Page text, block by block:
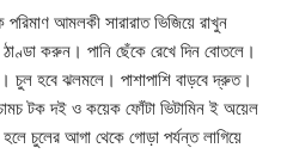
পরিমাণ আমলকী সারারাত ভিজিয়ে রাখুন
করুন। পানি ছেঁকে রেখে দিন বোতলে।
হবে ঝলমলে। পাশাপাশি বাড়বে দ্রুত।
টক দই ও কয়েক ফোঁটা ভিটামিন ই অয়েল
চুলের আগা থেকে গোড়া পর্যন্ত লাগিয়ে